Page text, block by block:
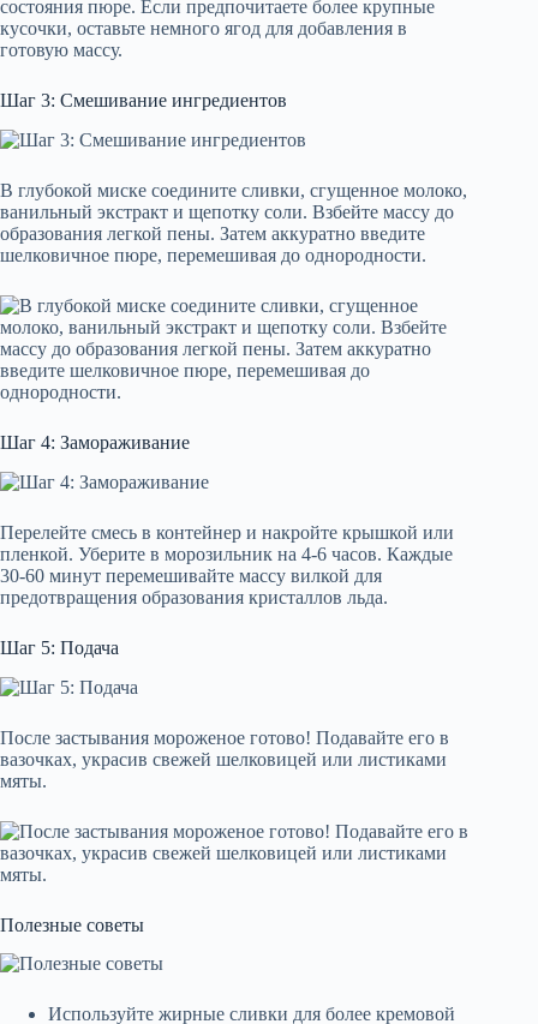
Шаг 3: Смешивание ингредиентов
В глубокой миске соедините сливки, сгущенное молоко,
ванильный экстракт и щепотку соли. Взбейте массу до
образования легкой пены. Затем аккуратно введите
шелковичное пюре, перемешивая до однородности.
Шаг 4: Замораживание
Перелейте смесь в контейнер и накройте крышкой или
пленкой. Уберите в морозильник на 4-6 часов. Каждые
30-60 минут перемешивайте массу вилкой для
предотвращения образования кристаллов льда.
Шаг 5: Подача
После застывания мороженое готово! Подавайте его в
вазочках, украсив свежей шелковицей или листиками
мяты.
Полезные советы
Используйте жирные сливки для более кремовой